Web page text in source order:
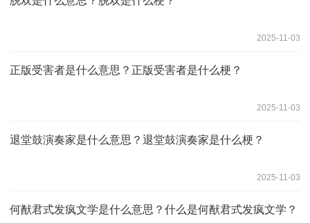
2025-11-03
正版受害者是什么意思？正版受害者是什么梗？
2025-11-03
退堂鼓演奏家是什么意思？退堂鼓演奏家是什么梗？
2025-11-03
何猷君式发疯文学是什么意思？什么是何猷君式发疯文学？